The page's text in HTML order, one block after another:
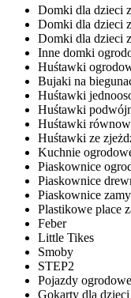
Domki dla dzieci
Domki dla dzieci
Domki dla dzieci
Inne domki
Huśtawki
Bujaki na
Huśtawki
Huśtawki
Huśtawki
Huśtawki ze
Kuchnie
Piaskownice
Piaskownice
Piaskownice
Plastikowe place
Feber
Little Tikes
Smoby
STEP2
Pojazdy
Gokarty dla dzieci